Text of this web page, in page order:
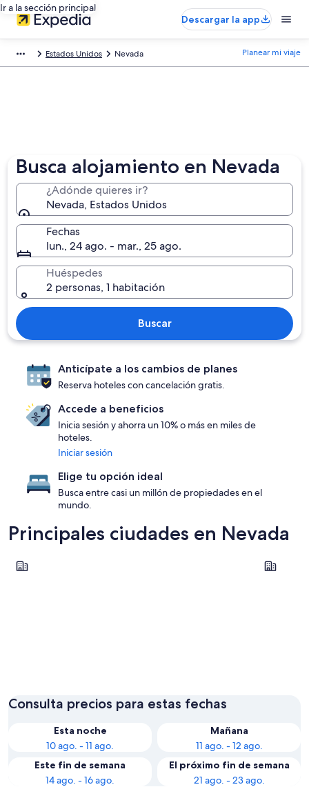
Ir a la sección principal
Descargar la app
Estados Unidos Nevada Planear mi viaje
Busca alojamiento en Nevada
¿Adónde quieres ir?
Nevada, Estados Unidos
Fechas
lun., 24 ago. - mar., 25 ago.
Huéspedes
2 personas, 1 habitación
Buscar
Anticípate a los cambios de planes
Reserva hoteles con cancelación gratis.
Accede a beneficios
Inicia sesión y ahorra un 10% o más en miles de
hoteles.
Iniciar sesión
Elige tu opción ideal
Busca entre casi un millón de propiedades en el
mundo.
Principales ciudades en Nevada
Las Vegas
Las Vegas Reno
Consulta precios para estas fechas
Esta noche
10 ago. - 11 ago.
Mañana
11 ago. - 12 ago.
Este fin de semana
14 ago. - 16 ago.
El próximo fin de semana
21 ago. - 23 ago.